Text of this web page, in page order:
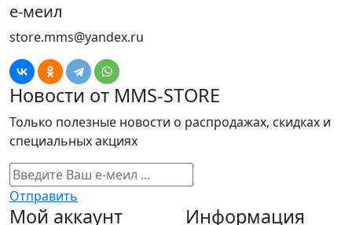
е-меил
store.mms@yandex.ru
Новости от MMS-STORE
Только полезные новости о распродажах, скидках и
специальных акциях
Отправить
Мой аккаунт Информация